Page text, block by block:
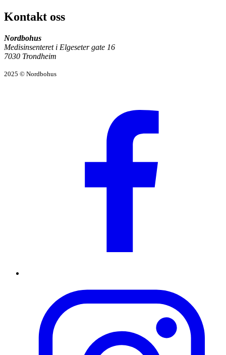
Kontakt oss
Nordbohus
Medisinsenteret i Elgeseter gate 16
7030 Trondheim
2025 © Nordbohus